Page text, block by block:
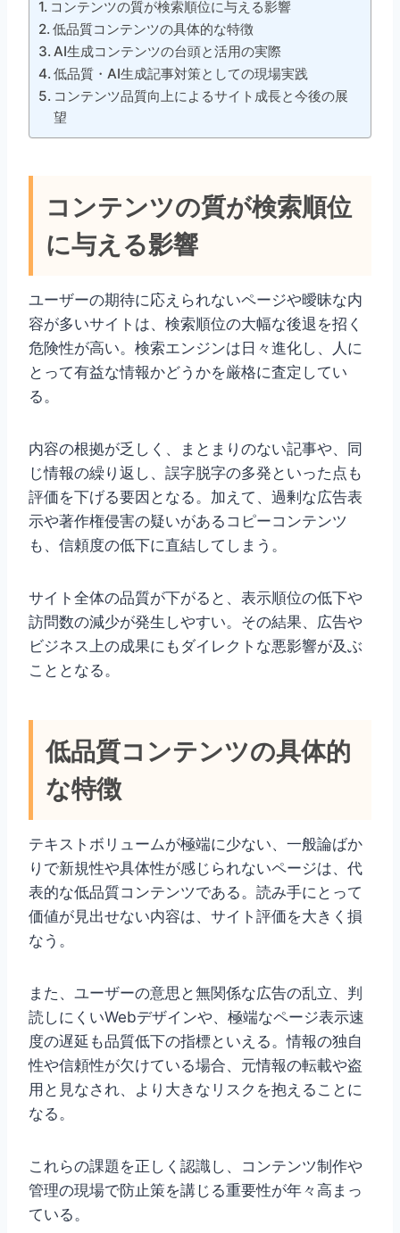
コンテンツの質が検索順位に与える影響
低品質コンテンツの具体的な特徴
AI生成コンテンツの台頭と活用の実際
低品質・AI生成記事対策としての現場実践
コンテンツ品質向上によるサイト成長と今後の展
望
コンテンツの質が検索順位
に与える影響
ユーザーの期待に応えられないページや曖昧な内
容が多いサイトは、検索順位の大幅な後退を招く
危険性が高い。検索エンジンは日々進化し、人に
とって有益な情報かどうかを厳格に査定してい
る。
内容の根拠が乏しく、まとまりのない記事や、同
じ情報の繰り返し、誤字脱字の多発といった点も
評価を下げる要因となる。加えて、過剰な広告表
示や著作権侵害の疑いがあるコピーコンテンツ
も、信頼度の低下に直結してしまう。
サイト全体の品質が下がると、表示順位の低下や
訪問数の減少が発生しやすい。その結果、広告や
ビジネス上の成果にもダイレクトな悪影響が及ぶ
こととなる。
低品質コンテンツの具体的
な特徴
テキストボリュームが極端に少ない、一般論ばか
りで新規性や具体性が感じられないページは、代
表的な低品質コンテンツである。読み手にとって
価値が見出せない内容は、サイト評価を大きく損
なう。
また、ユーザーの意思と無関係な広告の乱立、判
読しにくいWebデザインや、極端なページ表示速
度の遅延も品質低下の指標といえる。情報の独自
性や信頼性が欠けている場合、元情報の転載や盗
用と見なされ、より大きなリスクを抱えることに
なる。
これらの課題を正しく認識し、コンテンツ制作や
管理の現場で防止策を講じる重要性が年々高まっ
ている。